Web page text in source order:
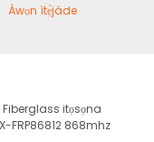
Àwọn ìtẹ̀jáde